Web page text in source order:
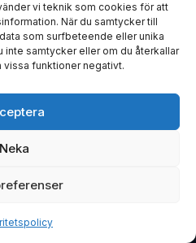
vi teknik som cookies för att
När du samtycker till
som surfbeteende eller unika
inte samtycker eller om du återkallar
funktioner negativt.
Neka
· UPPDATERAT LÖPANDE
utvalda referenser – bara